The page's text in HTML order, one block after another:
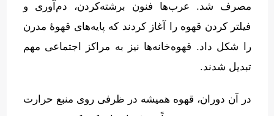
مصرف شد. عرب‌ها فنون برشته‌کردن، دم‌آوری و
فیلتر کردن قهوه را آغاز کردند که پایه‌های قهوهٔ مدرن
را شکل داد. قهوه‌خانه‌ها نیز به مراکز اجتماعی مهم
تبدیل شدند.
در آن دوران، قهوه همیشه در ظرفی روی منبع حرارت